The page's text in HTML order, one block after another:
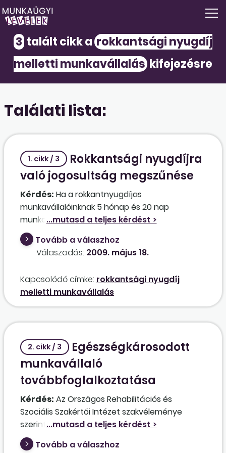
3 talált cikk a rokkantsági nyugdíj
melletti munkavállalás kifejezésre
Találati lista:
1. cikk / 3
Rokkantsági nyugdíjra
való jogosultság megszűnése
Kérdés: Ha a rokkantnyugdíjas
munkavállalóinknak 5 hónap és 20 nap
munkaviszonyban töltött idő után
megszüntetjük a munkaviszonyát, és a
következő hónaptól újra alkalmazzuk őket, ez
esetben vonatkozik-e rájuk a hathavi
nyugdíjukat?
Tovább a válaszhoz
Válaszadás: 2009. május 18.
Kapcsolódó címke: rokkantsági nyugdíj
melletti munkavállalás
2. cikk / 3
Egészségkárosodott
munkavállaló
továbbfoglalkoztatása
Kérdés: Az Országos Rehabilitációs és
Szociális Szakértői Intézet szakvéleménye
szerint a biztonsági őrként dolgozó
munkavállalónk egészségkárosodásának
mértéke 2008. július 27. napjától – szívbetegség
Tovább a válaszhoz